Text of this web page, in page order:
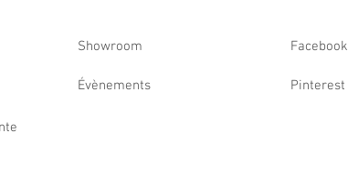
Showroom
Évènements
Facebook
Pinterest